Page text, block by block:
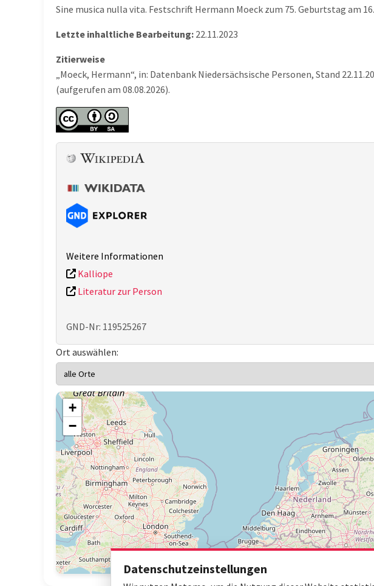
Sine musica nulla vita. Festschrift Hermann Moeck zum 75. Geburtstag am
Letzte inhaltliche Bearbeitung: 22.11.2023
Zitierweise
„Moeck, Hermann“, in: Datenbank Niedersächsische Personen, Stand
(aufgerufen am 08.08.2026).
Weitere Informationen
Kalliope
Literatur zur Person
GND-Nr: 119525267
Ort auswählen:
+
−
Datenschutzeinstellungen